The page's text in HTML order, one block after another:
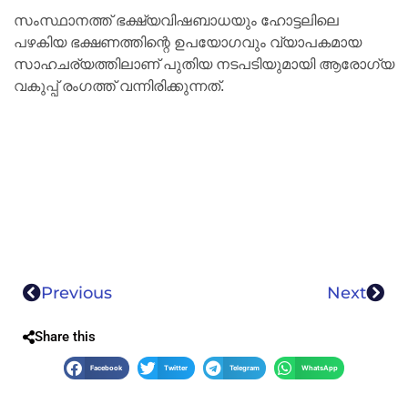
സംസ്ഥാനത്ത് ഭക്ഷ്യവിഷബാധയും ഹോട്ടലിലെ
പഴകിയ ഭക്ഷണത്തിന്റെ ഉപയോഗവും വ്യാപകമായ
സാഹചര്യത്തിലാണ് പുതിയ നടപടിയുമായി ആരോഗ്യ
വകുപ്പ് രംഗത്ത് വന്നിരിക്കുന്നത്.
Previous Next
Share this
Facebook Twitter Telegram WhatsApp